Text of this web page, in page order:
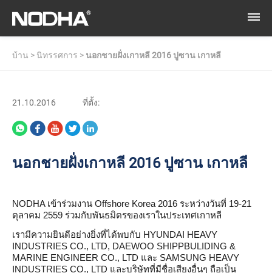
บ้าน > นิทรรศการ > นอกชายฝั่งเกาหลี 2016 ปูซาน เกาหลี
21.10.2016 ที่ตั้ง:
นอกชายฝั่งเกาหลี 2016 ปูซาน เกาหลี
NODHA เข้าร่วมงาน Offshore Korea 2016 ระหว่างวันที่ 19-21
ตุลาคม 2559 ร่วมกับพันธมิตรของเราในประเทศเกาหลี
เรามีความยินดีอย่างยิ่งที่ได้พบกับ HYUNDAI HEAVY
INDUSTRIES CO., LTD, DAEWOO SHIPPBULIDING &
MARINE ENGINEER CO., LTD และ SAMSUNG HEAVY
INDUSTRIES CO., LTD และบริษัทที่มีชื่อเสียงอื่นๆ ถือเป็น